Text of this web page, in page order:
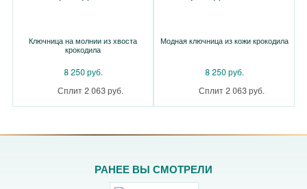
Ключница на молнии из хвоста
крокодила
8 250 руб.
Сплит 2 063 руб.
Модная ключница из кожи крокодила
8 250 руб.
Сплит 2 063 руб.
РАНЕЕ ВЫ СМОТРЕЛИ